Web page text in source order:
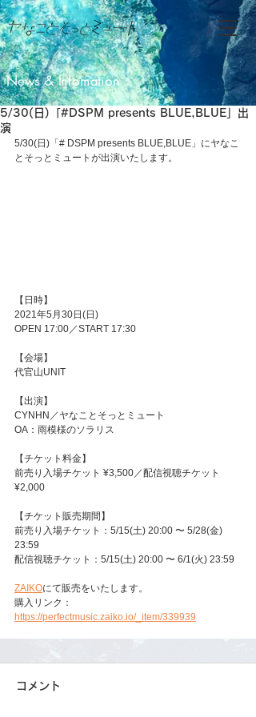
News & Infomation
5/30(日)「#DSPM presents BLUE,BLUE」出
演
5/30(日)「# DSPM presents BLUE,BLUE」にヤなこ
とそっとミュートが出演いたします。
【日時】
2021年5月30日(日)
OPEN 17:00／START 17:30
【会場】
代官山UNIT
【出演】
CYNHN／ヤなことそっとミュート
OA：雨模様のソラリス
【チケット料金】
前売り入場チケット ¥3,500／配信視聴チケット
¥2,000
【チケット販売期間】
前売り入場チケット：5/15(土) 20:00 〜 5/28(金)
23:59
配信視聴チケット：5/15(土) 20:00 〜 6/1(火) 23:59
ZAIKOにて販売をいたします。
購入リンク：
https://perfectmusic.zaiko.io/_item/339939
コメント